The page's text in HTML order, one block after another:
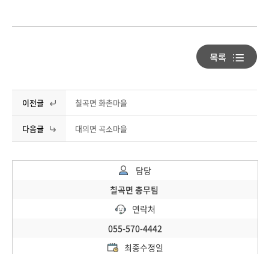
이전글 칠곡면 화촌마을
다음글 대의면 곡소마을
담당
칠곡면 총무팀
연락처
055-570-4442
최종수정일